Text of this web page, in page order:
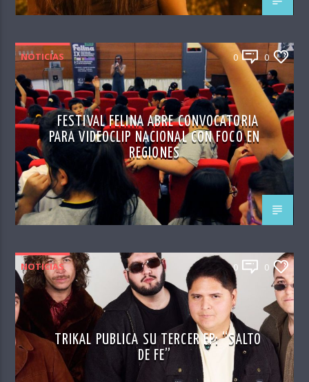
NOTICIAS 0 0
FESTIVAL FELINA ABRE CONVOCATORIA
PARA VIDEOCLIP NACIONAL CON FOCO EN
REGIONES
NOTICIAS 0 0
TRIKAL PUBLICA SU TERCER EP: “SALTO
DE FE”